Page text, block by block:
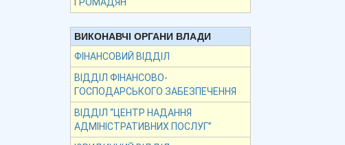
ГРОМАДЯН
ВИКОНАВЧІ ОРГАНИ ВЛАДИ
ФІНАНСОВИЙ ВІДДІЛ
ВІДДІЛ ФІНАНСОВО-
ГОСПОДАРСЬКОГО ЗАБЕЗПЕЧЕННЯ
ВІДДІЛ “ЦЕНТР НАДАННЯ
АДМІНІСТРАТИВНИХ ПОСЛУГ”